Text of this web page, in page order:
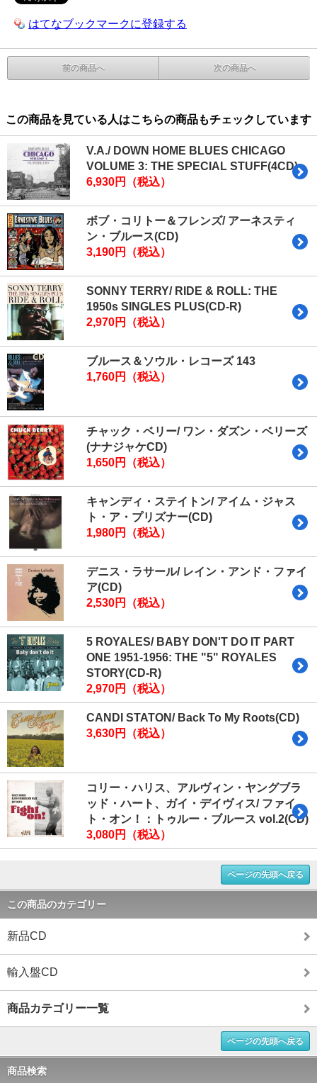
はてなブックマークに登録する
前の商品へ 次の商品へ
この商品を見ている人はこちらの商品もチェックしています
V.A./ DOWN HOME BLUES CHICAGO
VOLUME 3: THE SPECIAL STUFF(4CD)
6,930円（税込）
ボブ・コリトー＆フレンズ/ アーネスティ
ン・ブルース(CD)
3,190円（税込）
SONNY TERRY/ RIDE & ROLL: THE
1950s SINGLES PLUS(CD-R)
2,970円（税込）
ブルース＆ソウル・レコーズ 143
1,760円（税込）
チャック・ベリー/ ワン・ダズン・ベリーズ
(ナナジャケCD)
1,650円（税込）
キャンディ・ステイトン/ アイム・ジャス
ト・ア・プリズナー(CD)
1,980円（税込）
デニス・ラサール/ レイン・アンド・ファイ
ア(CD)
2,530円（税込）
5 ROYALES/ BABY DON'T DO IT PART
ONE 1951-1956: THE "5" ROYALES
STORY(CD-R)
2,970円（税込）
CANDI STATON/ Back To My Roots(CD)
3,630円（税込）
コリー・ハリス、アルヴィン・ヤングブラ
ッド・ハート、ガイ・デイヴィス/ ファイ
ト・オン！：トゥルー・ブルース vol.2(CD)
3,080円（税込）
ページの先頭へ戻る
この商品のカテゴリー
新品CD
輸入盤CD
商品カテゴリー一覧
ページの先頭へ戻る
商品検索